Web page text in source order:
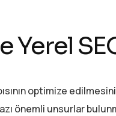
Yerel
optimize
önemli unsurlar